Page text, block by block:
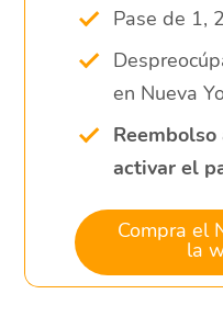
Pase de 1,
en Nueva
activar el
Compra el
la